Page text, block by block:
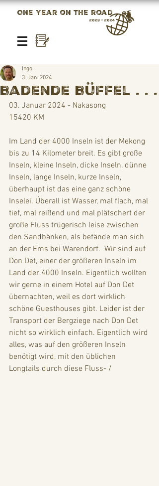
One year on the road
2023 - 2024
Badende Büffel . . .
Ingo
3. Jan. 2024
03. Januar 2024 - Nakasong
15420 KM
Im Land der 4000 Inseln ist der Mekong
bis zu 14 Kilometer breit. Es gibt große
Inseln, kleine Inseln, dicke Inseln, dünne
Inseln, lange Inseln, kurze Inseln,
überhaupt ist das eine ganz schöne
Inselei. Überall ist Wasser, mal flach, mal
tief, mal reißend und mal plätschert der
große Fluss trügerisch leise zwischen
den Sandbänken, als befände man sich
an der Ems bei Warendorf.  Wir sind auf
Don Det, einer der größeren Inseln im
Land der 4000 Inseln. Eigentlich wollten
wir gerne in einem Hotel auf Don Det
übernachten, weil es dort wirklich
schöne Guesthouses gibt. Leider ist der
Transport der Bergziege nach Don Det
nicht so wirklich einfach. Eigentlich wird
alles, was auf den größeren Inseln
benötigt wird, mit den üblichen
Longtails durch diese Fluss- /